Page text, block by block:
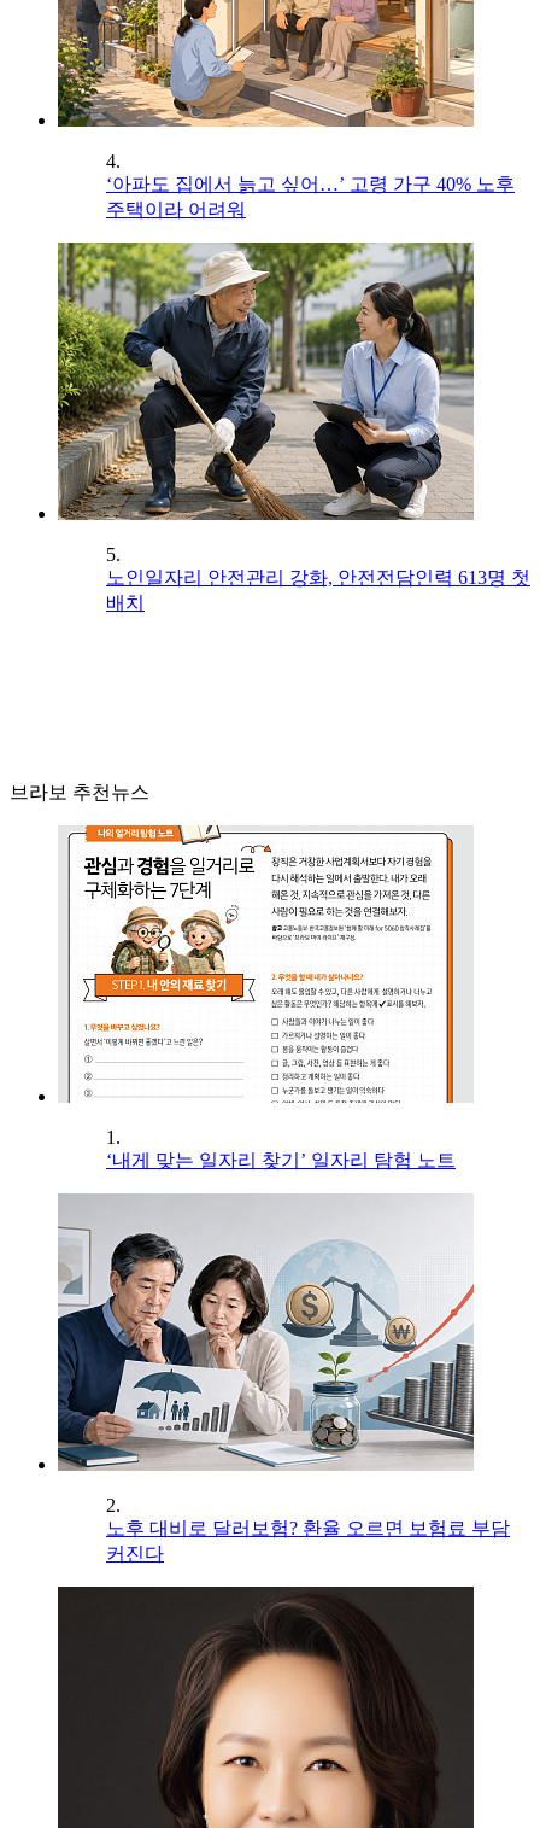
4.
‘아파도 집에서 늙고 싶어…’ 고령 가구 40% 노후
주택이라 어려워
5.
노인일자리 안전관리 강화, 안전전담인력 613명 첫
배치
브라보 추천뉴스
1.
‘내게 맞는 일자리 찾기’ 일자리 탐험 노트
2.
노후 대비로 달러보험? 환율 오르면 보험료 부담
커진다